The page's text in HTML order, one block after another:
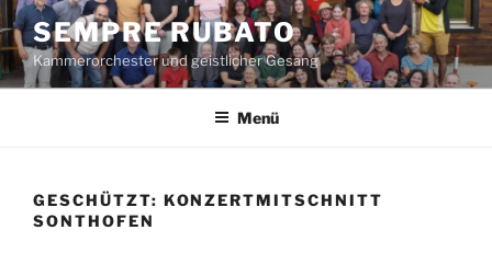
Zum
Inhalt
springen
SEMPRE RUBATO
Kammerorchester und geistlicher Gesang
Menü
GESCHÜTZT: KONZERTMITSCHNITT
SONTHOFEN